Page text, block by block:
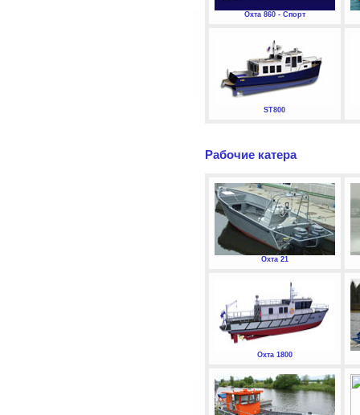
Охта 860 - Спорт
ST800
Рабочие катера
Охта 21
Охта 1800